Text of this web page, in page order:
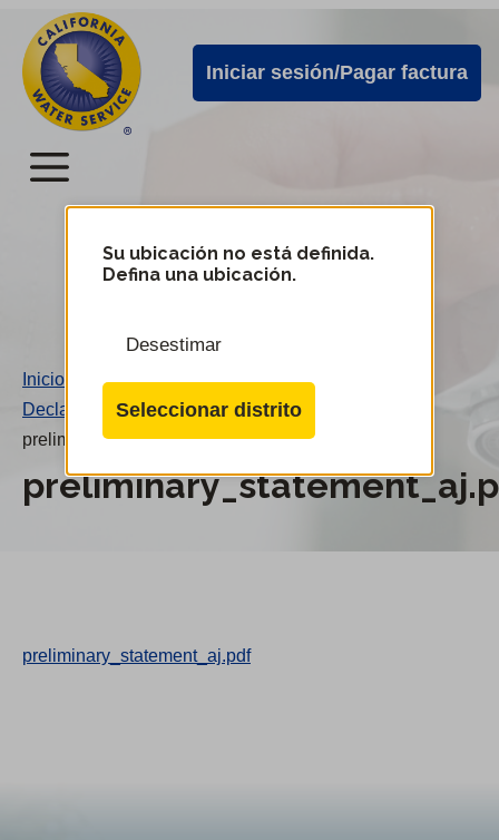
directamente
contenido
principal
Alertas
de
Cal
Water
Iniciar sesión/Pagar factura
Menú
Menú
servicio
de
Cal
Water
Su ubicación no está definida.
Defina una ubicación.
Desestimar
Seleccionar distrito
Inicio
Declaración preliminar AJ /
preliminary_statement_aj.pdf
preliminary_statement_aj.pdf